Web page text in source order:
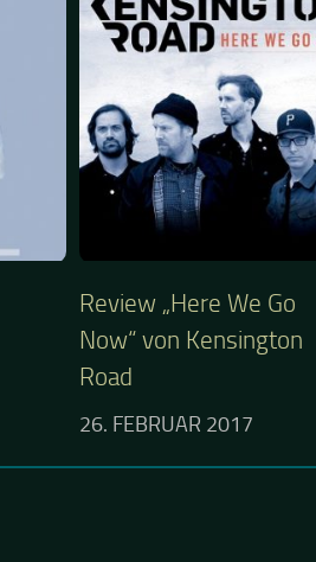
Review „Here We Go
Now“ von Kensington
Road
26. FEBRUAR 2017